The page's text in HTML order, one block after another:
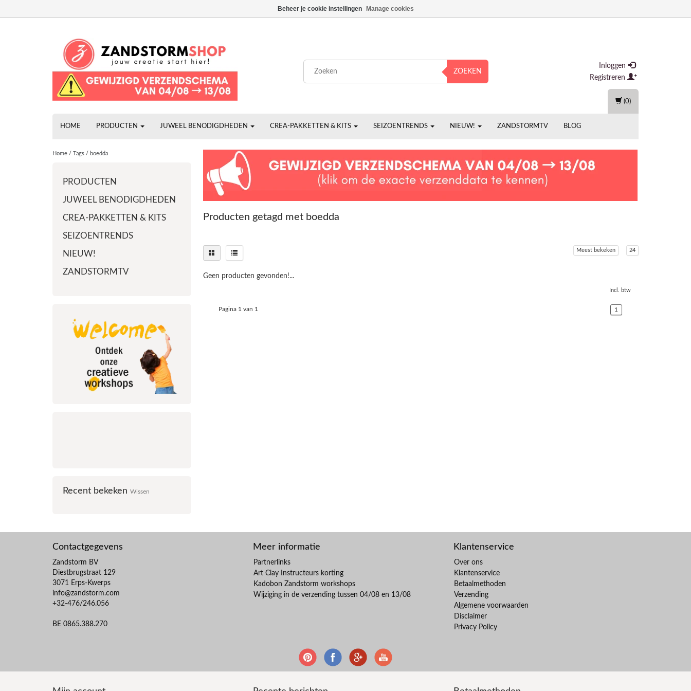
ZOEKEN
Inloggen
Registreren
HOME PRODUCTEN JUWEEL BENODIGDHEDEN CREA-PAKKETTEN & KITS SEIZOENTRENDS NIEUW! ZANDSTORMTV BLOG
(0)
Home / Tags / boedda
PRODUCTEN
JUWEEL BENODIGDHEDEN
CREA-PAKKETTEN & KITS
SEIZOENTRENDS
NIEUW!
ZANDSTORMTV
Recent bekeken Wissen
Producten getagd met boedda
Meest bekeken 24
Geen producten gevonden!...
Incl. btw
Pagina 1 van 1 1
Contactgegevens
Zandstorm BV
Diestbrugstraat 129
3071 Erps-Kwerps
info@zandstorm.com
+32-476/246.056
BE 0865.388.270
Meer informatie
Partnerlinks
Art Clay Instructeurs korting
Kadobon Zandstorm workshops
Wijziging in de verzending tussen 04/08 en 13/08
Klantenservice
Over ons
Klantenservice
Betaalmethoden
Verzending
Algemene voorwaarden
Disclaimer
Privacy Policy
Beheer je cookie instellingen Manage cookies